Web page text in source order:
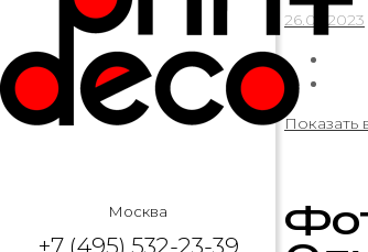
Москва
+7 (495) 532-23-39
26.05.2023
Показать